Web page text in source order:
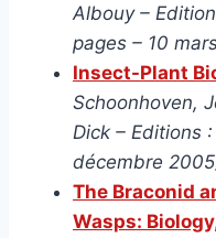
Albouy –
pages – 10
Insect-Plant
Schoonhoven,
Dick – Editions
décembre
The Braconid
Wasps: